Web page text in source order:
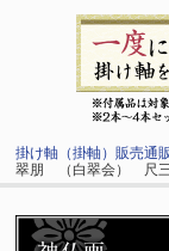
掛け軸（掛軸）販売通
翠朋 （白翠会） 尺三